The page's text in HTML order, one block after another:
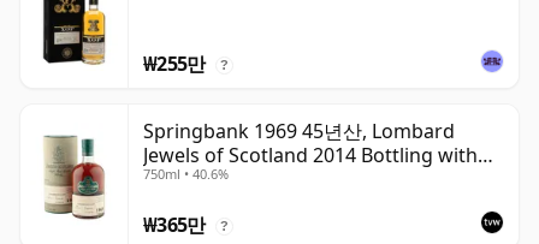
₩255만 ?
Springbank 1969 45년산, Lombard
Jewels of Scotland 2014 Bottling with
Tube
750ml • 40.6%
₩365만 ?